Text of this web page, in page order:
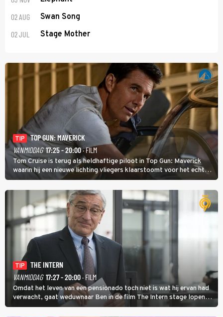
02 AUG Swan Song
02 JUL Stage Mother
TIP
TOP GUN: MAVERICK
VANMIDDAG 17:25 - 20:00· FILM
Tom Cruise is terug als heldhaftige piloot in Top Gun: Maverick
waarin hij een nieuwe lichting vliegers klaarstoomt voor het echte
werk.
TIP
THE INTERN
VANMIDDAG 17:27 - 20:00· FILM
Omdat het leven van een pensionado toch niet is wat hij ervan had
verwacht, gaat weduwnaar Ben in de film The Intern stage lopen
bij de hippe webwinkel van Jules, wat een gouden zet blijkt te zijn.